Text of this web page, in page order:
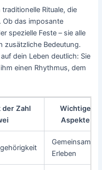
Rituale, die
Ob das imposante
spezielle Feste – sie alle
zusätzliche Bedeutung.
dein Leben deutlich: Sie
einen Rhythmus, dem
der Zahl
Wichtige
Aspekte
Gemeinsames
Erleben